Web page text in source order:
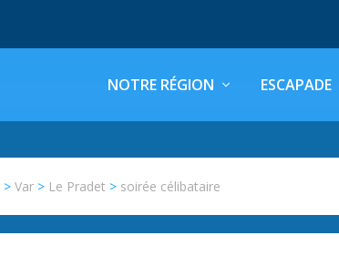
NOTRE RÉGION ESCAPADE
>Var > Le Pradet > soirée célibataire